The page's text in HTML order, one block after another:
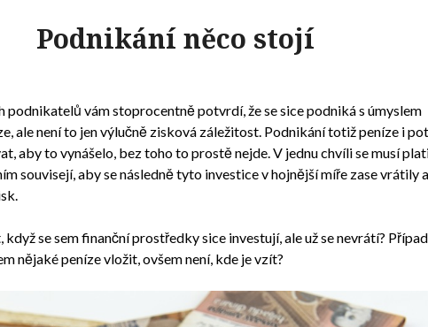
Podnikání něco stojí
podnikatelů vám stoprocentně potvrdí, že se sice podniká s úmyslem
ale není to jen výlučně zisková záležitost. Podnikání totiž peníze i
aby to vynášelo, bez toho to prostě nejde. V jednu chvíli se musí
souvisejí, aby se následně tyto investice v hojnější míře zase vrátily a
se sem finanční prostředky sice investují, ale už se nevrátí?
nějaké peníze vložit, ovšem není, kde je vzít?